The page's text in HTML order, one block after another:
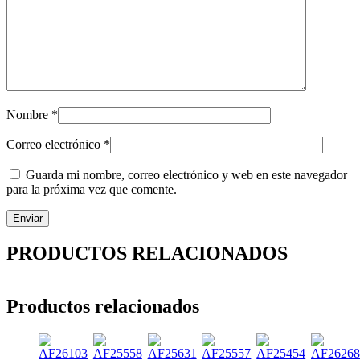
Nombre *
Correo electrónico *
Guarda mi nombre, correo electrónico y web en este navegador
para la próxima vez que comente.
PRODUCTOS RELACIONADOS
Productos relacionados